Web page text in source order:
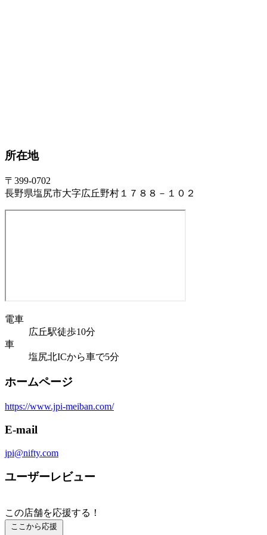
所在地
〒399-0702
長野県塩尻市大字広丘野村１７８８－１０２
電車
広丘駅徒歩10分
車
塩尻北ICから車で5分
ホームページ
https://www.jpi-meiban.com/
E-mail
jpi@nifty.com
ユーザーレビュー
この店舗を応援する！
ここから応援